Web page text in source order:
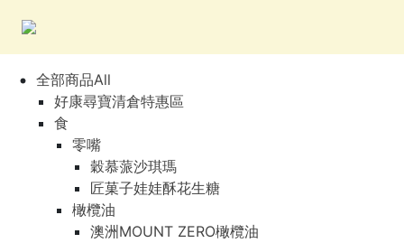
全部商品All
好康尋寶清倉特惠區
食
零嘴
穀慕蒎沙琪瑪
匠菓子娃娃酥花生糖
橄欖油
澳洲MOUNT ZERO橄欖油